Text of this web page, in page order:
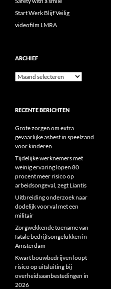
Start Werk Blijf Veilig
videofilm LMRA
ARCHIEF
Archief
RECENTE BERICHTEN
Grote zorgen om extra
gevaarlijke asbest in speelzand
voor kinderen
Tijdelijke werknemers met
weinig ervaring lopen 80
procent meer risico op
arbeidsongeval, zegt Liantis
Uitbreiding onderzoek naar
dodelijk voorval met een
militair
Zorgwekkende toename van
fatale bedrijfsongelukken in
Amsterdam
Kwart bouwbedrijven loopt
risico op uitsluiting bij
overheidsaanbestedingen in
2026